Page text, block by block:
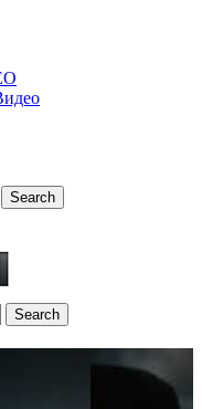
Search
Search